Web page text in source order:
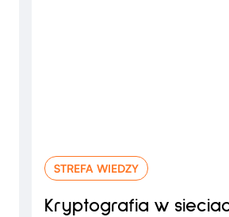
STREFA WIEDZY
Kryptografia w